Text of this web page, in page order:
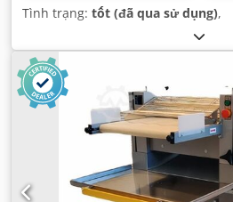
Tình trạng: tốt (đã qua sử dụng),